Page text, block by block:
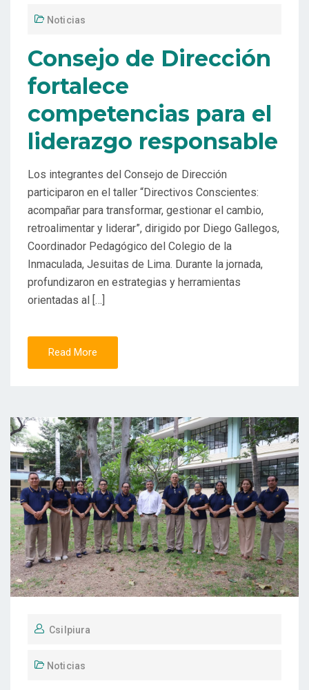
Noticias
Consejo de Dirección
fortalece
competencias para el
liderazgo responsable
Los integrantes del Consejo de Dirección
participaron en el taller “Directivos Conscientes:
acompañar para transformar, gestionar el cambio,
retroalimentar y liderar”, dirigido por Diego Gallegos,
Coordinador Pedagógico del Colegio de la
Inmaculada, Jesuitas de Lima. Durante la jornada,
profundizaron en estrategias y herramientas
orientadas al […]
Read More
Csilpiura
Noticias